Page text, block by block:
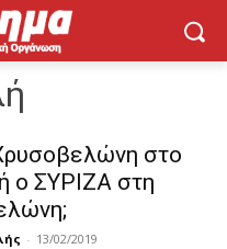
στο
ο ΣΥΡΙΖΑ στη
- 13/02/2019